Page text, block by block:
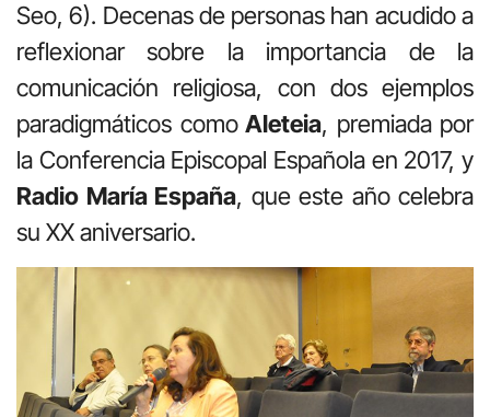
Seo, 6). Decenas de personas han acudido a
reflexionar sobre la importancia de la
comunicación religiosa, con dos ejemplos
paradigmáticos comoAleteia, premiada por
la Conferencia Episcopal Española en 2017, y
Radio María España, que este año celebra
su XX aniversario.